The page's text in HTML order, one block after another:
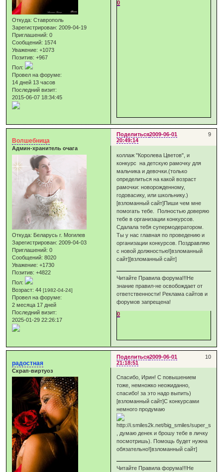
Откуда: Ставрополь
Зарегистрирован: 2009-04-19
Приглашений: 0
Сообщений: 1574
Уважение: +1073
Позитив: +967
Пол:
Провел на форуме:
14 дней 13 часов
Последний визит:
2015-06-07 18:34:45
0
Поделиться 9
2009-06-01
20:49:14
Волшебница
Админ-хранитель очага
Откуда: Беларусь г. Могилев
Зарегистрирован: 2009-04-03
Приглашений: 0
Сообщений: 8020
Уважение: +1730
Позитив: +4822
Пол:
Возраст: 44[1982-04-24]
Провел на форуме:
2 месяца 17 дней
Последний визит:
2025-01-29 22:26:17
коллаж "Королева Цветов", и
конкурс на детскую рамочку для
мальчика и девочки.(только
определиться на какой возраст
рамочки: новорожденному,
годовасику, или школьнику.)
[взломанный сайт]Пиши чем мне
помогать тебе. Полностью доверяю
тебе в организации конкурсов.
Сдалала тебя супермодератором.
Ты у нас главная по проведению и
организации конкурсов. Поздравляю
с новой должностью![взломанный
сайт][взломанный сайт]
Читайте Правила форума!!!Не
знание правил-не освобождает от
ответственности! Реклама сайтов и
форумов запрещена!
0
Поделиться 10
2009-06-01
21:18:51
радостная
Скрап-виртуоз
Спасибо, Ирин! С повышением
тоже, немножко неожиданно,
спасибо! за это надо выпить)
[взломанный сайт]С конкурсами
немного продумаю
, думаю денек и брошу тебе в личку
посмотришь). Помощь будет нужна
обязательно![взломанный сайт]
Читайте Правила форума!!!Не